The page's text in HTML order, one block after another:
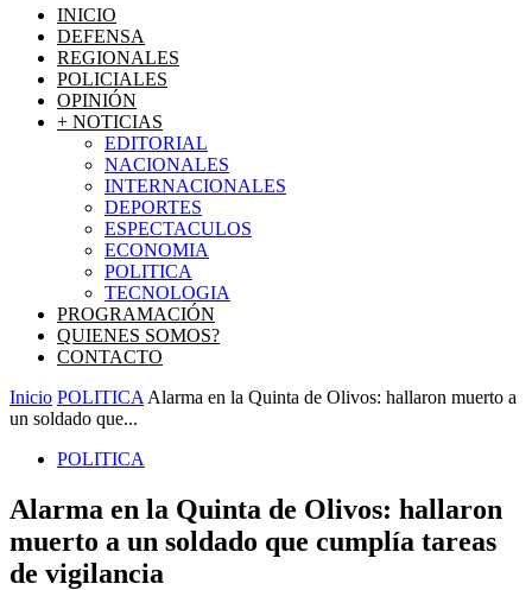
INICIO
DEFENSA
REGIONALES
POLICIALES
OPINIÓN
+ NOTICIAS
EDITORIAL
NACIONALES
INTERNACIONALES
DEPORTES
ESPECTACULOS
ECONOMIA
POLITICA
TECNOLOGIA
PROGRAMACIÓN
QUIENES SOMOS?
CONTACTO
Inicio POLITICA Alarma en la Quinta de Olivos: hallaron muerto a
un soldado que...
POLITICA
Alarma en la Quinta de Olivos: hallaron
muerto a un soldado que cumplía tareas
de vigilancia